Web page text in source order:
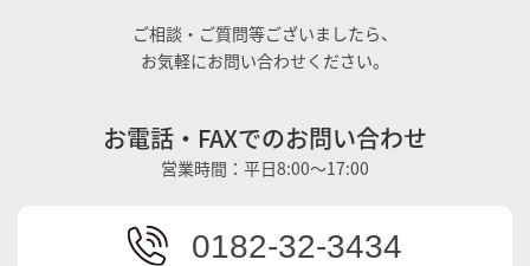
ご相談・ご質問等ございましたら、
お気軽にお問い合わせください。
お電話・FAXでのお問い合わせ
営業時間：平日8:00～17:00
0182-32-3434